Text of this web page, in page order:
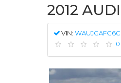
2012
VIN: